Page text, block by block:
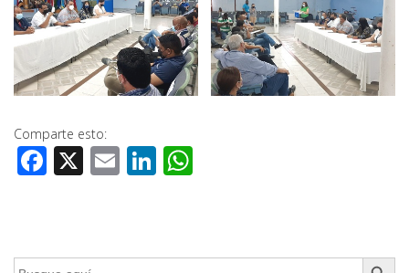
Comparte esto:
Facebook
X EmailLinkedIn
Buscar: Botón de